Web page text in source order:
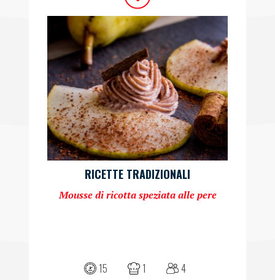
RICETTE TRADIZIONALI
Mousse di ricotta speziata alle pere
15 1 4